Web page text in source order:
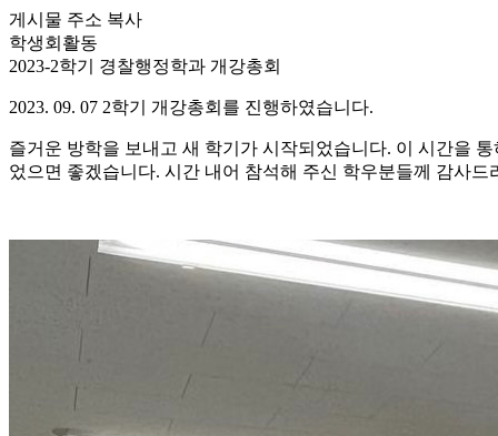
게시물 주소 복사
학생회활동
2023-2학기 경찰행정학과 개강총회
2023. 09. 07 2학기 개강총회를 진행하였습니다.
즐거운 방학을 보내고 새 학기가 시작되었습니다. 이 시간을
었으면 좋겠습니다. 시간 내어 참석해 주신 학우분들께 감사